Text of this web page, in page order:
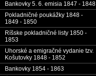
Bankovky 5. 6. emisia 1847 - 1848
Pokladničné poukážky 1848 -
1849 - 1850
Ríšske pokladničné listy 1850 -
1853
Uhorské a emigračné vydanie tzv.
Košutovky 1848 - 1852
Bankovky 1854 - 1863